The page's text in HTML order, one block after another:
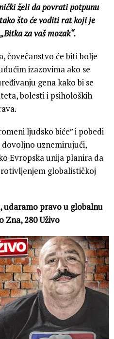
želi da povrati potpunu
što će voditi rat koji je
za vaš mozak“.
čovečanstvo će biti bolje
izazovima ako se
gena kako bi se
bolesti i psiholoških
ljudsko biće” i pobedi
dovoljno uznemirujući,
Evropska unija planira da
globalističkoj
udaramo pravo u globalnu
Zna, 280 Uživo